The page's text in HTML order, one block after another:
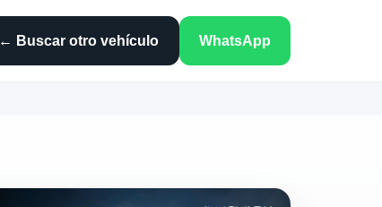
← Buscar otro vehículo WhatsApp